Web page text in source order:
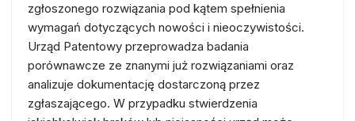
zgłoszonego rozwiązania pod kątem spełnienia
wymagań dotyczących nowości i nieoczywistości.
Urząd Patentowy przeprowadza badania
porównawcze ze znanymi już rozwiązaniami oraz
analizuje dokumentację dostarczoną przez
zgłaszającego. W przypadku stwierdzenia